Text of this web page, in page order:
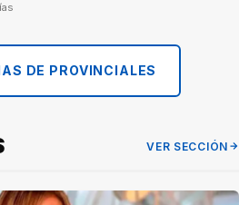
DE PROVINCIALES
VER SECCIÓN